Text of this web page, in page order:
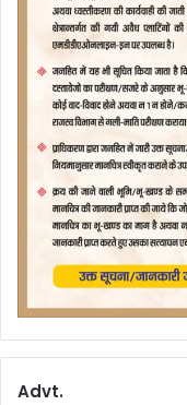
Advt.